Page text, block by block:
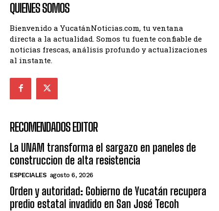
QUIENES SOMOS
Bienvenido a YucatánNoticias.com, tu ventana
directa a la actualidad. Somos tu fuente confiable de
noticias frescas, análisis profundo y actualizaciones
al instante.
RECOMENDADOS EDITOR
La UNAM transforma el sargazo en paneles de
construccion de alta resistencia
ESPECIALES agosto 6, 2026
Orden y autoridad: Gobierno de Yucatán recupera
predio estatal invadido en San José Tecoh